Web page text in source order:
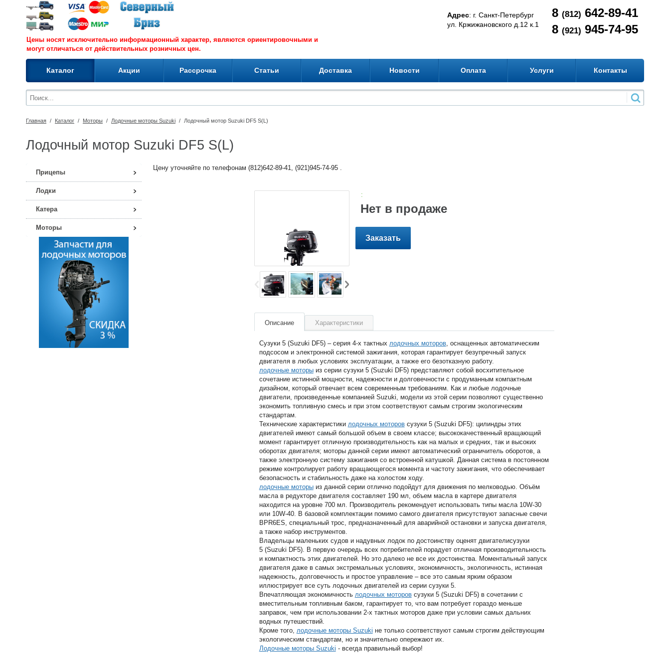
Цены носят исключительно информационный характер, являются ориентировочными и
могут отличаться от действительных розничных цен.
Адрес: г. Санкт-Петербург
ул. Кржижановского д.12 к.1
8 (812) 642-89-41
8 (921) 945-74-95
Каталог Акции Рассрочка Статьи Доставка Новости Оплата Услуги Контакты
Главная / Каталог / Моторы / Лодочные моторы Suzuki / Лодочный мотор Suzuki DF5 S(L)
Лодочный мотор Suzuki DF5 S(L)
Прицепы
Лодки
Катера
Моторы
Цену уточняйте по телефонам (812)642-89-41, (921)945-74-95 .
:
Нет в продаже
Заказать
Описание Характеристики
Сузуки 5 (Suzuki DF5) – серия 4-х тактных лодочных моторов, оснащенных автоматическим
подсосом и электронной системой зажигания, которая гарантирует безупречный запуск
двигателя в любых условиях эксплуатации, а также его безотказную работу.
лодочные моторыиз серии сузуки 5 (Suzuki DF5) представляют собой восхитительное
сочетание истинной мощности, надежности и долговечности с продуманным компактным
дизайном, который отвечает всем современным требованиям. Как и любые лодочные
двигатели, произведенные компанией Suzuki, модели из этой серии позволяют существенно
экономить топливную смесь и при этом соответствуют самым строгим экологическим
стандартам.
Технические характеристики лодочных моторовсузуки 5 (Suzuki DF5): цилиндры этих
двигателей имеют самый большой объем в своем классе; высококачественный вращающий
момент гарантирует отличную производительность как на малых и средних, так и высоких
оборотах двигателя; моторы данной серии имеют автоматический ограничитель оборотов, а
также электронную систему зажигания со встроенной катушкой. Данная система в постоянном
режиме контролирует работу вращающегося момента и частоту зажигания, что обеспечивает
безопасность и стабильность даже на холостом ходу.
лодочные моторыиз данной серии отлично подойдут для движения по мелководью. Объём
масла в редукторе двигателя составляет 190 мл, объем масла в картере двигателя
находится на уровне 700 мл. Производитель рекомендует использовать типы масла 10W-30
или 10W-40. В базовой комплектации помимо самого двигателя присутствуют запасные свечи
BPR6ES, специальный трос, предназначенный для аварийной остановки и запуска двигателя,
а также набор инструментов.
Владельцы маленьких судов и надувных лодок по достоинству оценят двигателисузуки
5 (Suzuki DF5). В первую очередь всех потребителей порадует отличная производительность
и компактность этих двигателей. Но это далеко не все их достоинства. Моментальный запуск
двигателя даже в самых экстремальных условиях, экономичность, экологичность, истинная
надежность, долговечность и простое управление – все это самым ярким образом
иллюстрирует все суть лодочных двигателей из серии сузуки 5.
Впечатляющая экономичность лодочных моторовсузуки 5 (Suzuki DF5) в сочетании с
вместительным топливным баком, гарантирует то, что вам потребует гораздо меньше
заправок, чем при использовании 2-х тактных моторов даже при условии самых дальних
водных путешествий.
Кроме того, лодочные моторы Suzuki не только соответствуют самым строгим действующим
экологическим стандартам, но и значительно опережают их.
Лодочные моторы Suzuki - всегда правильный выбор!